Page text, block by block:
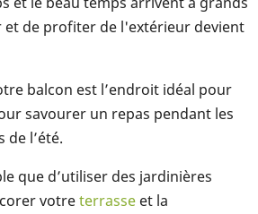
et de profiter de l'extérieur devient
balcon est l’endroit idéal pour
savourer un repas pendant les
de l’été.
que d’utiliser des jardinières
votreterrasse et la